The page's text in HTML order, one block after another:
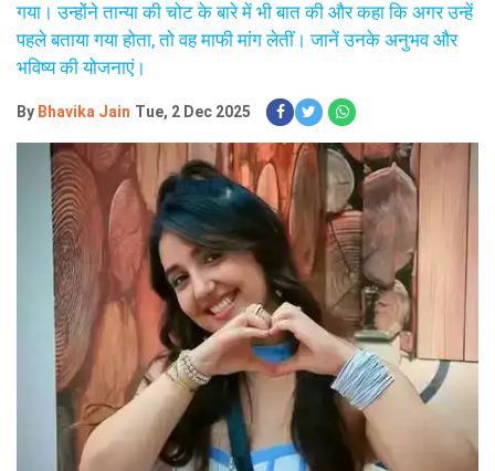
गया। उन्होंने तान्या की चोट के बारे में भी बात की और कहा कि अगर उन्हें
पहले बताया गया होता, तो वह माफी मांग लेतीं। जानें उनके अनुभव और
भविष्य की योजनाएं।
By Bhavika Jain Tue, 2 Dec 2025